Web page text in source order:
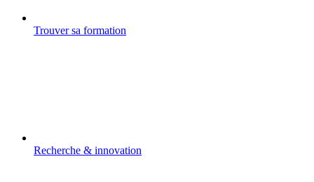
Trouver sa formation
Recherche & innovation